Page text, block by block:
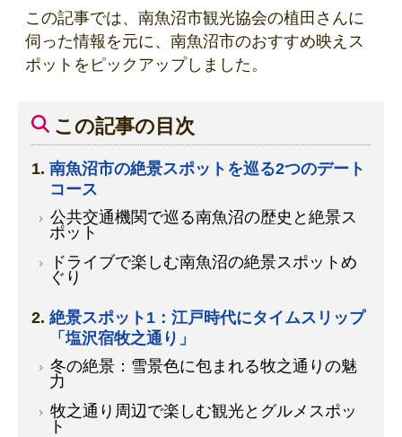
この記事では、南魚沼市観光協会の植田さんに
伺った情報を元に、南魚沼市のおすすめ映えス
ポットをピックアップしました。
この記事の目次
南魚沼市の絶景スポットを巡る2つのデート
コース
公共交通機関で巡る南魚沼の歴史と絶景ス
ポット
ドライブで楽しむ南魚沼の絶景スポットめ
ぐり
絶景スポット1：江戸時代にタイムスリップ
「塩沢宿牧之通り」
冬の絶景：雪景色に包まれる牧之通りの魅
力
牧之通り周辺で楽しむ観光とグルメスポッ
ト